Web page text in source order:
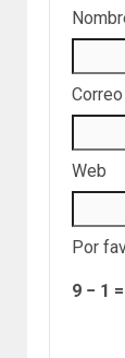
Web
Por
9 − 1 =